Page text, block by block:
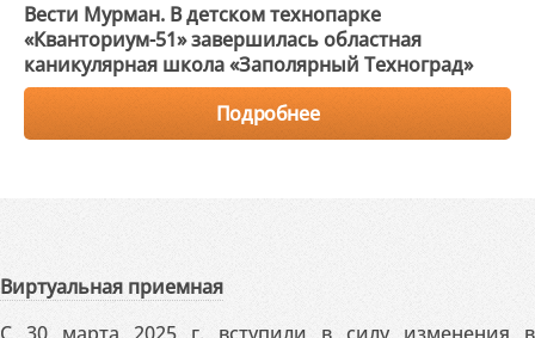
Вести Мурман. В детском технопарке
«Кванториум-51» завершилась областная
каникулярная школа «Заполярный Техноград»
Подробнее
Виртуальная приемная